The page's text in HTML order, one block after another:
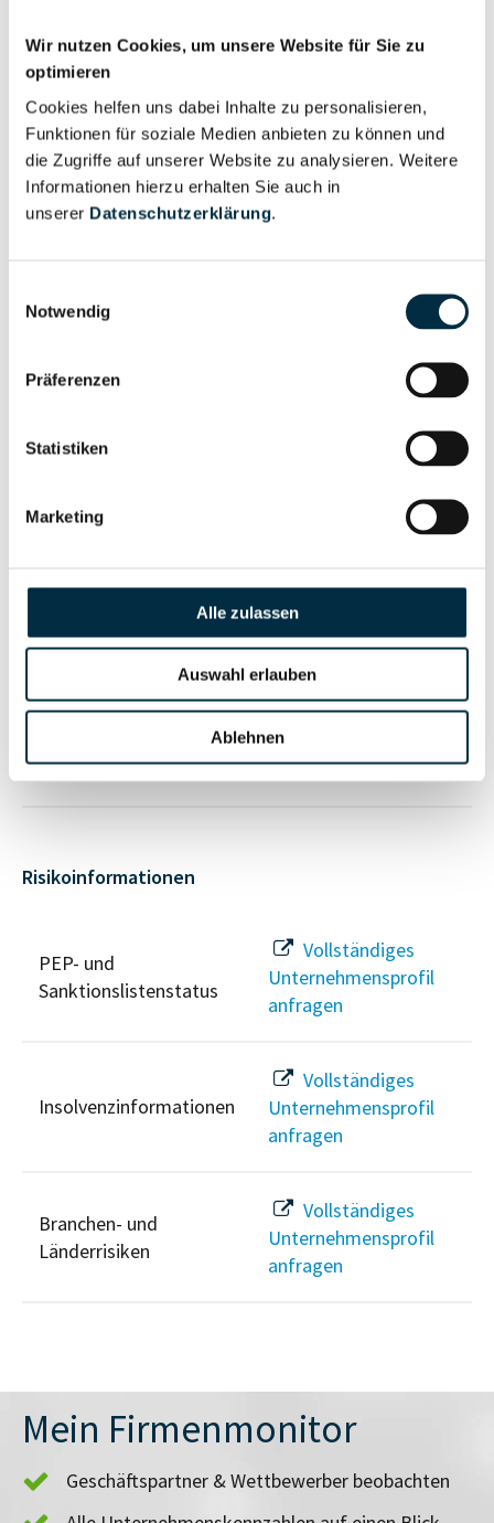
Wir nutzen Cookies, um unsere Website für Sie zu
optimieren
Cookies helfen uns dabei Inhalte zu personalisieren,
Funktionen für soziale Medien anbieten zu können und
die Zugriffe auf unserer Website zu analysieren. Weitere
Informationen hierzu erhalten Sie auch in
unserer Datenschutzerklärung.
Notwendig
Präferenzen
Statistiken
Marketing
Alle zulassen
Auswahl erlauben
Ablehnen
Nutzer
Prokurist (1)
Für registrierte
Nutzer
Eigentums- und Kontrollstruktur
Vollständiges
Unternehmensnetzwerk
Vollständiges
Unternehmensprofil
anfragen
Berechtigten Pfad
Vollständiges
Unternehmensprofil
anfragen
Risikoinformationen
PEP- und
Sanktionslistenstatus
Vollständiges
Unternehmensprofil
anfragen
Insolvenzinformationen
Vollständiges
Unternehmensprofil
anfragen
Branchen- und
Länderrisiken
Vollständiges
Unternehmensprofil
anfragen
Mein Firmenmonitor
Geschäftspartner & Wettbewerber beobachten